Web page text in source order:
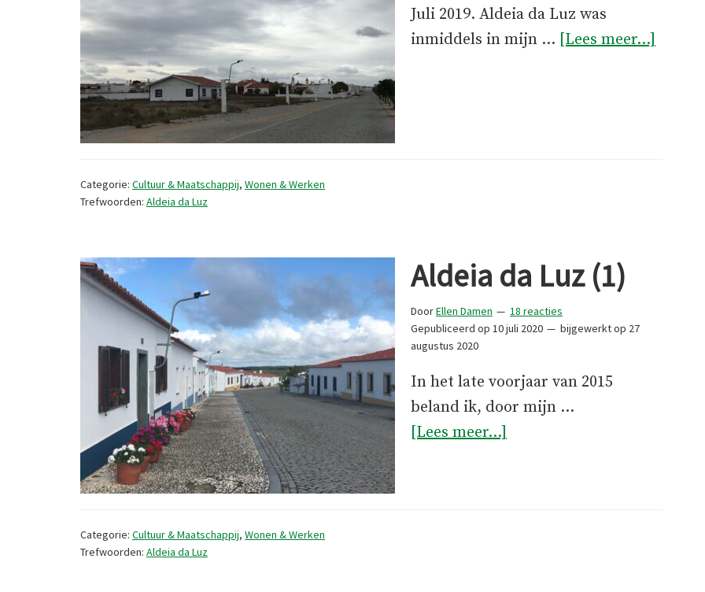
Juli 2019. Aldeia da Luz was
inmiddels in mijn … [Lees meer...]
Categorie: Cultuur & Maatschappij, Wonen & Werken
Trefwoorden: Aldeia da Luz
Aldeia da Luz (1)
DoorEllen Damen
18 reacties
Gepubliceerd op 10 juli 2020 bijgewerkt op 27
augustus 2020
In het late voorjaar van 2015
beland ik, door mijn …
[Lees meer...]
Categorie: Cultuur & Maatschappij, Wonen & Werken
Trefwoorden: Aldeia da Luz